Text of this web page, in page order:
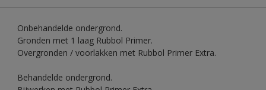
Onbehandelde ondergrond.
Gronden met 1 laag Rubbol Primer.
Overgronden / voorlakken met Rubbol Primer Extra.
Behandelde ondergrond.